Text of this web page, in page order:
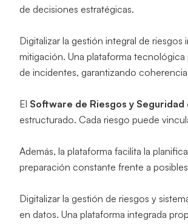
de decisiones estratégicas.
Digitalizar la gestión integral de riesgos
mitigación. Una plataforma
de incidentes, garantizando
El Software de Riesgos y Seguridad
estructurado. Cada riesgo puede
Además, la plataforma facilita la
preparación constante frente a
Digitalizar la gestión de riesgos y
en datos. Una plataforma integrada